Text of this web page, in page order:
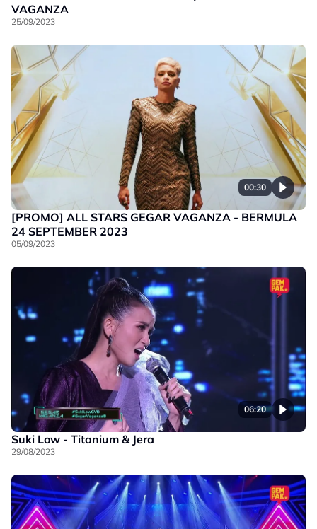
VAGANZA
25/09/2023
00:30
[PROMO] ALL STARS GEGAR VAGANZA - BERMULA
24 SEPTEMBER 2023
05/09/2023
06:20
Suki Low - Titanium & Jera
29/08/2023